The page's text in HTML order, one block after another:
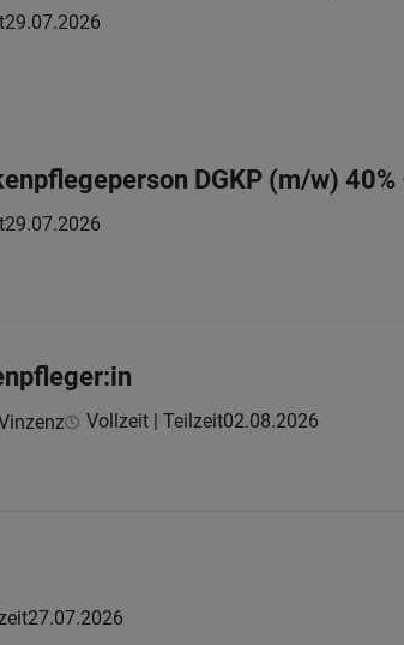
29.07.2026
DGKP (m/w) 40%
29.07.2026
Vollzeit | Teilzeit02.08.2026
27.07.2026